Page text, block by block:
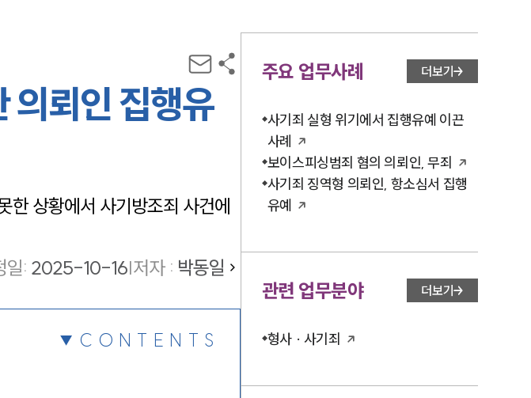
의뢰인 집행유
한 상황에서 사기방조죄 사건에
일: 2025-10-16|저자 : 박동일
CONTENTS
주요 업무사례 더보기
사기죄 실형 위기에서 집행유예 이끈
사례
보이스피싱범죄 혐의 의뢰인, 무죄
사기죄 징역형 의뢰인, 항소심서 집행
유예
관련 업무분야 더보기
형사 · 사기죄